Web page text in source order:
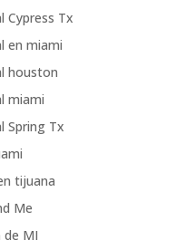
Cypress Tx
en miami
houston
miami
Spring Tx
tijuana
Me
de MI